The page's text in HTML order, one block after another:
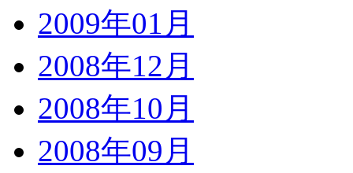
2009年01月
2008年12月
2008年10月
2008年09月